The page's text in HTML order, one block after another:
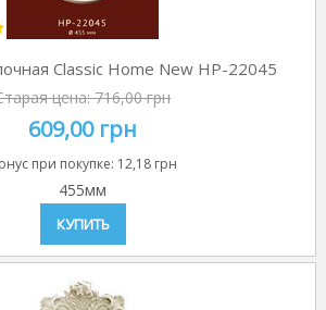
Classic Home New HP-22045
цена:716,00 грн
609,00 грн
при покупке: 12,18 грн
455мм
КУПИТЬ